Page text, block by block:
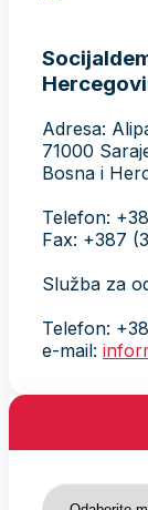
Adresa:
71000
Bosna i
Telefon:
Fax: +387
Služba za
Telefon:
e-mail:
Arhiva